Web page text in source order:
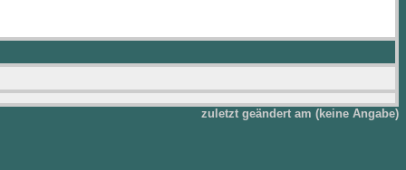
zuletzt geändert am (keine Angabe)